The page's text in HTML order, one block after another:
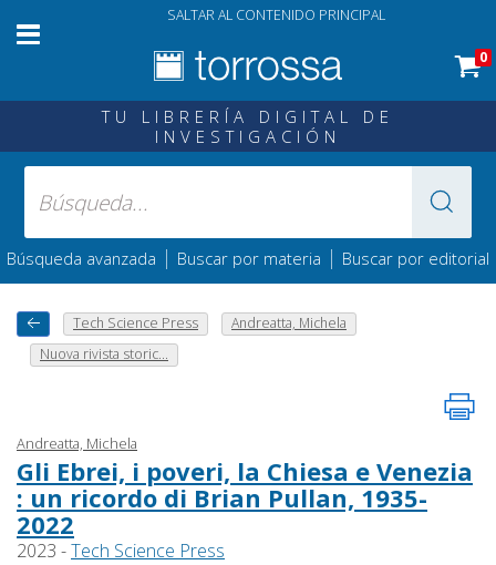
SALTAR AL CONTENIDO PRINCIPAL
0
TU LIBRERÍA DIGITAL DE
INVESTIGACIÓN
Búsqueda avanzada | Buscar por materia | Buscar por editorial
Tech Science Press
Andreatta, Michela
Nuova rivista storic...
Andreatta, Michela
Gli Ebrei, i poveri, la Chiesa e Venezia
: un ricordo di Brian Pullan, 1935-
2022
2023 -Tech Science Press